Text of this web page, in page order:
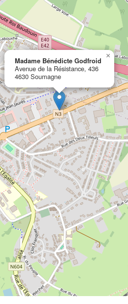
Madame Bénédicte Godfroid
Avenue de la Résistance, 436
4630 Soumagne
×